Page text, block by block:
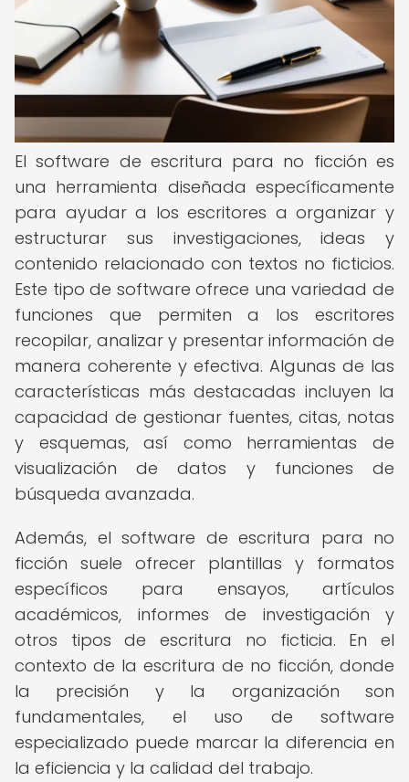
El software de escritura para no ficción es
una herramienta diseñada específicamente
para ayudar a los escritores a organizar y
estructurar sus investigaciones, ideas y
contenido relacionado con textos no ficticios.
Este tipo de software ofrece una variedad de
funciones que permiten a los escritores
recopilar, analizar y presentar información de
manera coherente y efectiva. Algunas de las
características más destacadas incluyen la
capacidad de gestionar fuentes, citas, notas
y esquemas, así como herramientas de
visualización de datos y funciones de
búsqueda avanzada.
Además, el software de escritura para no
ficción suele ofrecer plantillas y formatos
específicos para ensayos, artículos
académicos, informes de investigación y
otros tipos de escritura no ficticia. En el
contexto de la escritura de no ficción, donde
la precisión y la organización son
fundamentales, el uso de software
especializado puede marcar la diferencia en
la eficiencia y la calidad del trabajo.